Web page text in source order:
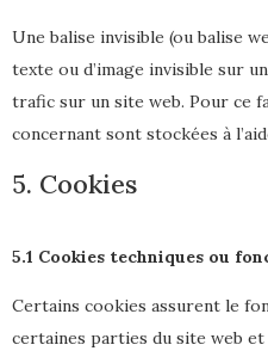
Une balise invisible (ou balise
texte ou d’image invisible sur
trafic sur un site web. Pour ce
concernant sont stockées à
5. Cookies
5.1 Cookies techniques ou
Certains cookies assurent le
certaines parties du site web